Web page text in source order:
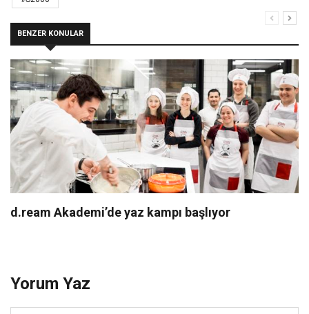
BENZER KONULAR
d.ream Akademi’de yaz kampı başlıyor
Yorum Yaz